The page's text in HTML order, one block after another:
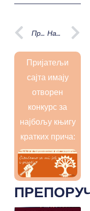
Prev
Претходна Наредна
Пријатељи
сајта имају
отворен
конкурс за
најбољу књигу
кратких прича: